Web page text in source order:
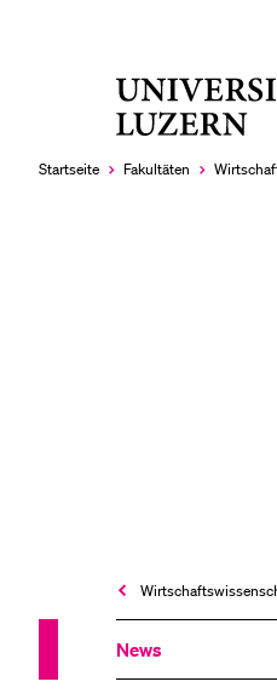
Startseite Fakultäten
News
LETZTE SUCHEN